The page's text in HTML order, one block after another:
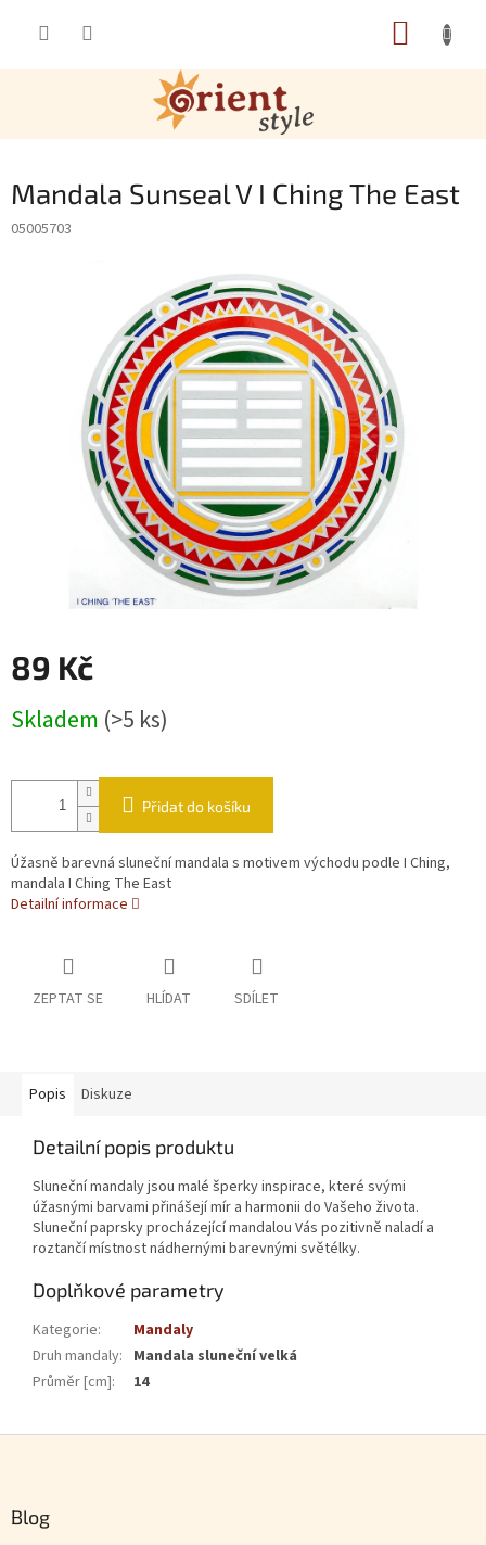
Mandala Sunseal V I Ching The East
05005703
89 Kč
Skladem (>5 ks)
Přidat do košíku
Úžasně barevná sluneční mandala s motivem východu podle I Ching,
mandala I Ching The East
Detailní informace
ZEPTAT SE HLÍDAT SDÍLET
Popis Diskuze
Detailní popis produktu
Sluneční mandaly jsou malé šperky inspirace, které svými
úžasnými barvami přinášejí mír a harmonii do Vašeho života.
Sluneční paprsky procházející mandalou Vás pozitivně naladí a
roztančí místnost nádhernými barevnými světélky.
Doplňkové parametry
Kategorie:
Mandaly
Druh mandaly: Mandala sluneční velká
Průměr [cm]: 14
Blog